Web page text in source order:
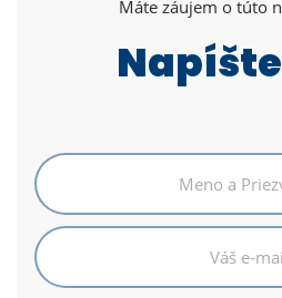
Máte záujem o túto
Napíšte